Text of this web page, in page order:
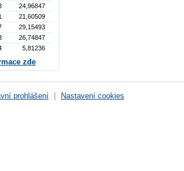
24,96847
21,60509
29,15493
26,74847
5,81236
zde
prohlášení Nastavení cookies